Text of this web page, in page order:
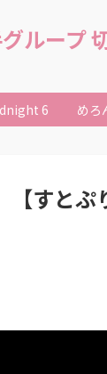
ループ
6 めろ
すとぷ